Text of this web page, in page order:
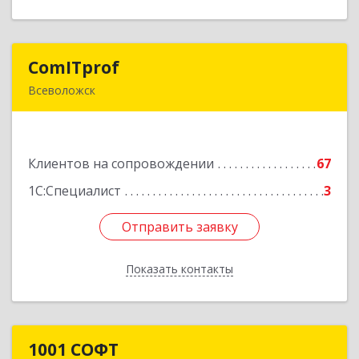
ComITprof
Всеволожск
Клиентов на сопровождении
67
1С:Специалист
3
Отправить заявку
Показать контакты
Подробнее
Отправить заявку
Назад
1001 СОФТ